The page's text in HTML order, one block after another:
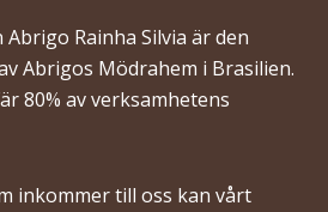
Rainha Silvia är den
Abrigos Mödrahem i Brasilien.
80% av verksamhetens
inkommer till oss kan vårt